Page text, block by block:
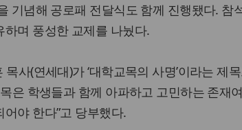
기념해 공로패 전달식도 함께 진행됐다. 참
며 풍성한 교제를 나눴다.
사(연세대)가 ‘대학교목의 사명’이라는 제
은 학생들과 함께 아파하고 고민하는 존재
야 한다”고 당부했다.